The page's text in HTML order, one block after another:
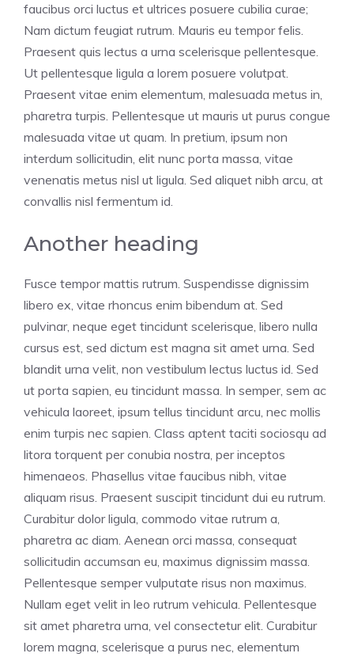
faucibus orci luctus et ultrices posuere cubilia curae;
Nam dictum feugiat rutrum. Mauris eu tempor felis.
Praesent quis lectus a urna scelerisque pellentesque.
Ut pellentesque ligula a lorem posuere volutpat.
Praesent vitae enim elementum, malesuada metus in,
pharetra turpis. Pellentesque ut mauris ut purus congue
malesuada vitae ut quam. In pretium, ipsum non
interdum sollicitudin, elit nunc porta massa, vitae
venenatis metus nisl ut ligula. Sed aliquet nibh arcu, at
convallis nisl fermentum id.
Another heading
Fusce tempor mattis rutrum. Suspendisse dignissim
libero ex, vitae rhoncus enim bibendum at. Sed
pulvinar, neque eget tincidunt scelerisque, libero nulla
cursus est, sed dictum est magna sit amet urna. Sed
blandit urna velit, non vestibulum lectus luctus id. Sed
ut porta sapien, eu tincidunt massa. In semper, sem ac
vehicula laoreet, ipsum tellus tincidunt arcu, nec mollis
enim turpis nec sapien. Class aptent taciti sociosqu ad
litora torquent per conubia nostra, per inceptos
himenaeos. Phasellus vitae faucibus nibh, vitae
aliquam risus. Praesent suscipit tincidunt dui eu rutrum.
Curabitur dolor ligula, commodo vitae rutrum a,
pharetra ac diam. Aenean orci massa, consequat
sollicitudin accumsan eu, maximus dignissim massa.
Pellentesque semper vulputate risus non maximus.
Nullam eget velit in leo rutrum vehicula. Pellentesque
sit amet pharetra urna, vel consectetur elit. Curabitur
lorem magna, scelerisque a purus nec, elementum